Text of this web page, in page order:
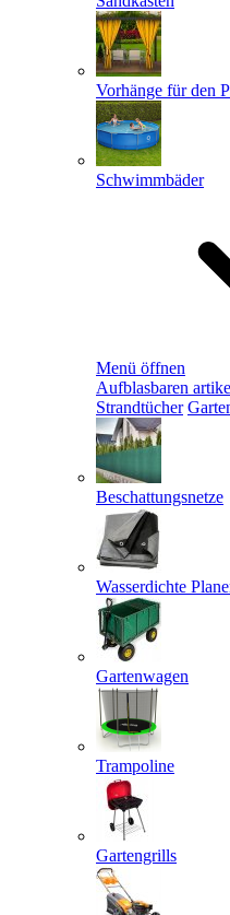
Vorhänge für den
Schwimmbäder
Menü öffnen
Aufblasbaren
Strandtücher
Beschattungsnetze
Wasserdichte
Gartenwagen
Trampoline
Gartengrills